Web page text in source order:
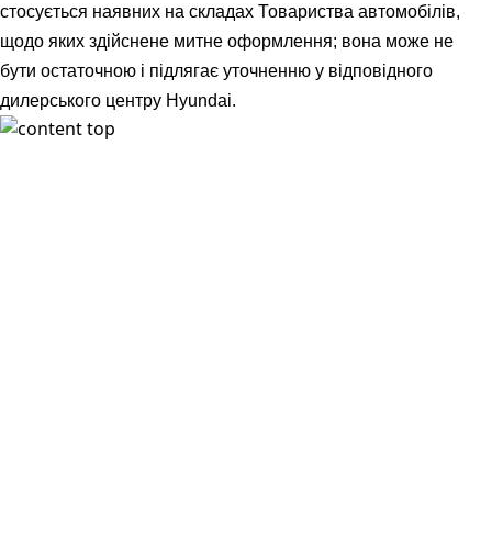
стосується наявних на складах Товариства автомобілів,
щодо яких здійснене митне оформлення; вона може не
бути остаточною і підлягає уточненню у відповідного
дилерського центру Hyundai.